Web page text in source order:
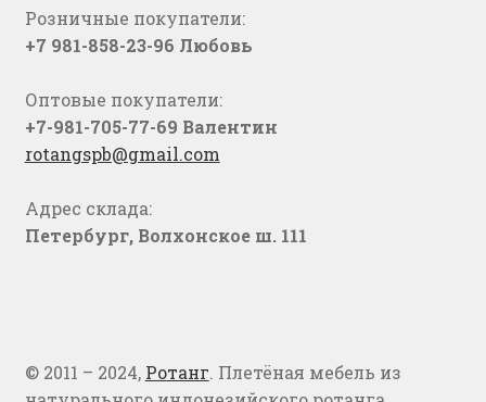
Розничные покупатели:
+7 981-858-23-96 Любовь
Оптовые покупатели:
+7-981-705-77-69 Валентин
rotangspb@gmail.com
Адрес склада:
Петербург, Волхонское ш. 111
© 2011 – 2024, Ротанг. Плетёная мебель из